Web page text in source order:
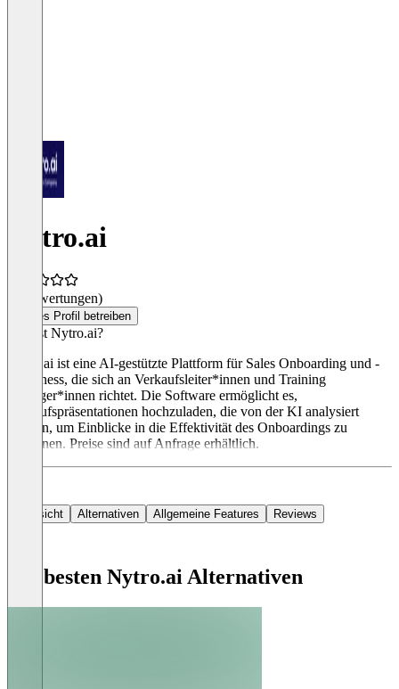
Nytro.ai
(0 Bewertungen)
Dieses Profil betreiben
Was ist Nytro.ai?
Nytro.ai ist eine AI-gestützte Plattform für Sales Onboarding und -
Readiness, die sich an Verkaufsleiter*innen und Training
Manager*innen richtet. Die Software ermöglicht es,
Verkaufspräsentationen hochzuladen, die von der KI analysiert
werden, um Einblicke in die Effektivität des Onboardings zu
gewinnen. Preise sind auf Anfrage erhältlich.
Übersicht Alternativen Allgemeine Features Reviews
Die besten Nytro.ai Alternativen